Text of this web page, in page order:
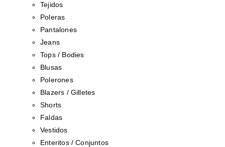
Tejidos
Poleras
Pantalones
Jeans
Tops / Bodies
Blusas
Polerones
Blazers / Gilletes
Shorts
Faldas
Vestidos
Enteritos / Conjuntos